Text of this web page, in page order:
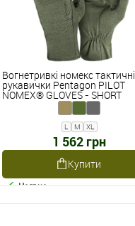
Вогнетривкі номекс тактичні
рукавички Pentagon PILOT
NOMEX® GLOVES - SHORT
L M XL
1 562 грн
Купити
Наявне